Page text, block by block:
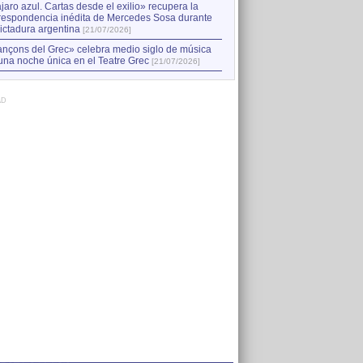
azul. Cartas desde el exilio» recupera la
inédita de Mercedes Sosa durante
argentina [21/07/2026]
del Grec» celebra medio siglo de música
noche única en el Teatre Grec [21/07/2026]